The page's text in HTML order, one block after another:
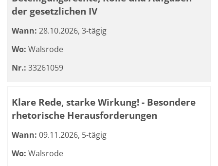
der gesetzlichen IV
Wann: 28.10.2026, 3-tägig
Wo: Walsrode
Nr.: 33261059
Klare Rede, starke Wirkung! - Besondere
rhetorische Herausforderungen
Wann: 09.11.2026, 5-tägig
Wo: Walsrode